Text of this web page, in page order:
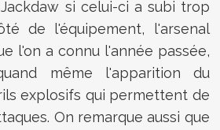
si celui-ci a subi trop
de l'équipement, l'arsenal
l'on a connu l'année passée,
même l'apparition du
explosifs qui permettent de
On remarque aussi que